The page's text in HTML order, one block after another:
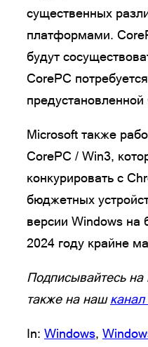
существенных
платформами.
будут
CorePC
Microsoft также
CorePC / Win3,
конкурировать с
бюджетных
версии Windows на
2024 году крайне
Подписывайтесь
также на наш
In: Windows,